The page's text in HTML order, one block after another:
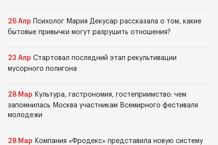
26 Апр
Психолог Мария Декусар рассказала о том, какие
бытовые привычки могут разрушить отношения?
23 Апр Стартовал последний этап рекультивации
мусорного полигона
28 Мар Культура, гастрономия, гостеприимство: чем
запомнилась Москва участникам Всемирного фестиваля
молодежи
28 Мар Компания «Фродекс» представила новую систему